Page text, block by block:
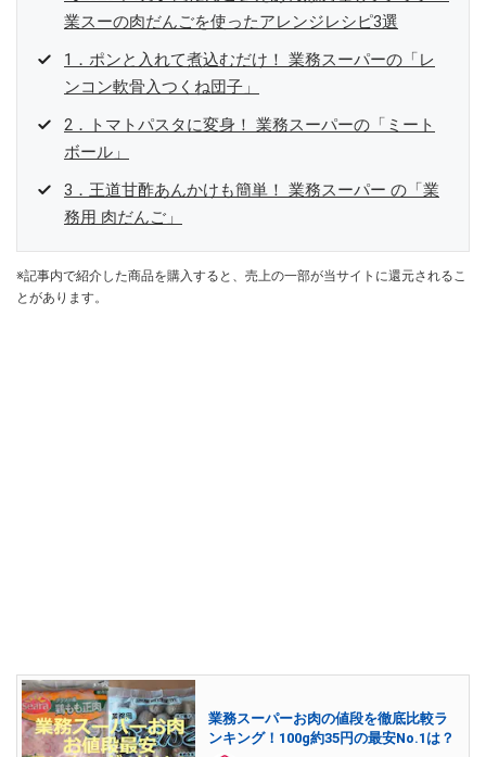
業スーの肉だんごを使ったアレンジレシピ3選
1．ポンと入れて煮込むだけ！ 業務スーパーの「レ
ンコン軟骨入つくね団子」
2．トマトパスタに変身！ 業務スーパーの「ミート
ボール」
3．王道甘酢あんかけも簡単！ 業務スーパー の「業
務用 肉だんご」
※記事内で紹介した商品を購入すると、売上の一部が当サイトに還元されるこ
とがあります。
業務スーパーお肉の値段を徹底比較ラ
ンキング！100g約35円の最安No.1は？